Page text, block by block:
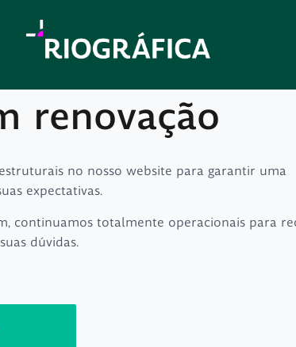
renovação
no nosso website para garantir uma
expectativas.
continuamos totalmente operacionais para
dúvidas.